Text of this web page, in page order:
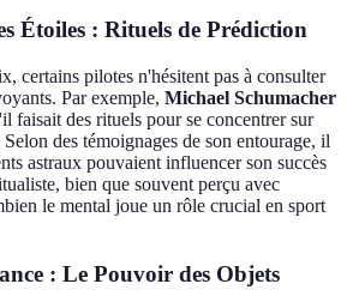
Étoiles : Rituels de Prédiction
certains pilotes n'hésitent pas à consulter
Par exemple, Michael Schumacher
faisait des rituels pour se concentrer sur
des témoignages de son entourage, il
astraux pouvaient influencer son succès
bien que souvent perçu avec
le mental joue un rôle crucial en sport
: Le Pouvoir des Objets